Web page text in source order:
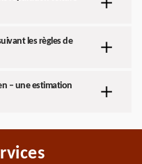
les règles de
– une estimation